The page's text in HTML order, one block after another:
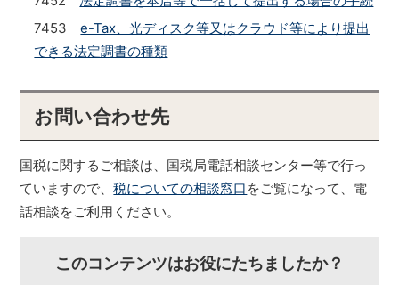
7453e-Tax、光ディスク等又はクラウド等により提出
できる法定調書の種類
お問い合わせ先
国税に関するご相談は、国税局電話相談センター等で行っ
ていますので、税についての相談窓口 をご覧になって、電
話相談をご利用ください。
このコンテンツはお役にたちましたか？